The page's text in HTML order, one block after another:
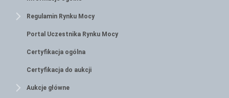
Regulamin Rynku Mocy
Portal Uczestnika Rynku Mocy
Certyfikacja ogólna
Certyfikacja do aukcji
Aukcje główne